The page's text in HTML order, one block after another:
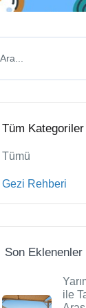
Tüm Kategoriler
Tümü
Gezi Rehberi
Son Eklenenler
ile